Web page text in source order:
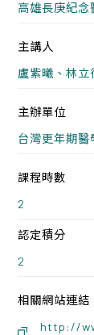
高雄長庚紀念
主講人
盧紫曦、林立
主辦單位
台灣更年期醫
課程時數
2
認定積分
2
相關網站連結
http://